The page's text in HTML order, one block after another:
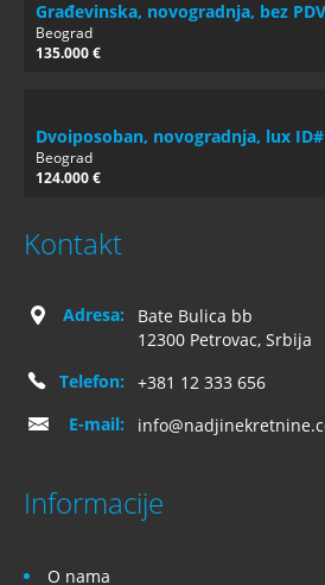
Građevinska, novogradnja, bez
Beograd
135.000 €
Dvoiposoban, novogradnja, lux
Beograd
124.000 €
Kontakt
Adresa:
Bate Bulica bb
12300 Petrovac, Srbija
Telefon:
+381 12 333 656
E-mail:
Informacije
O nama